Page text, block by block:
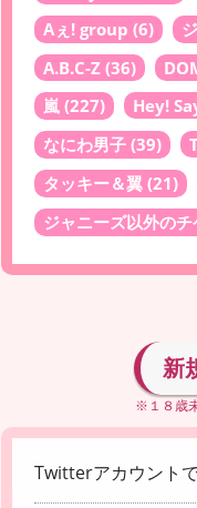
Aぇ! group (6)
A.B.C-Z (36)
嵐 (227) Hey!
なにわ男子 (39)
タッキー＆翼 (21)
ジャニーズ以外のチ
新
※１８歳
Twitterアカウント